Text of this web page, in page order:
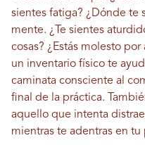
sientes fatiga? ¿Dónde te
mente. ¿Te sientes
cosas? ¿Estás molesto
un inventario físico te
caminata consciente al
final de la práctica.
aquello que intenta
mientras te adentras en